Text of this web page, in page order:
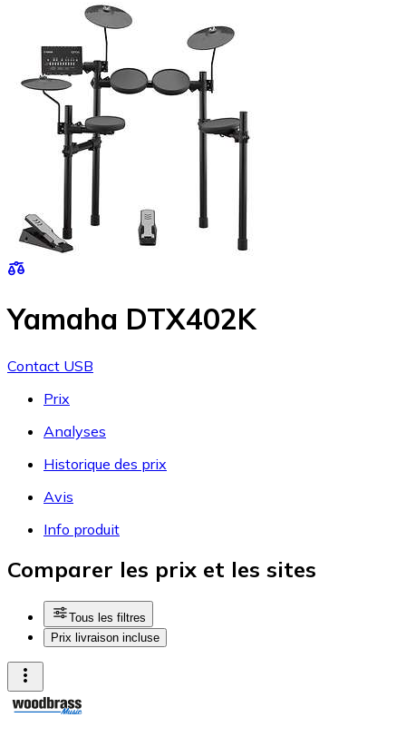
Yamaha DTX402K
Contact USB
Prix
Analyses
Historique des prix
Avis
Info produit
Comparer les prix et les sites
Tous les filtres
Prix livraison incluse